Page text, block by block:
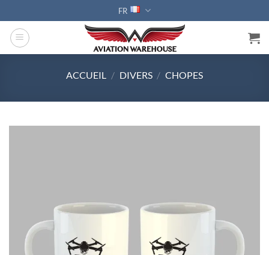
au
contenu
FR
ACCUEIL / DIVERS / CHOPES